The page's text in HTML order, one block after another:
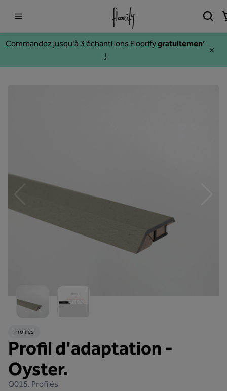
Commandez jusqu'à 3 échantillons Floorifygratuitement
!
Profilés
Profil d'adaptation -
Oyster.
Q015. Profilés